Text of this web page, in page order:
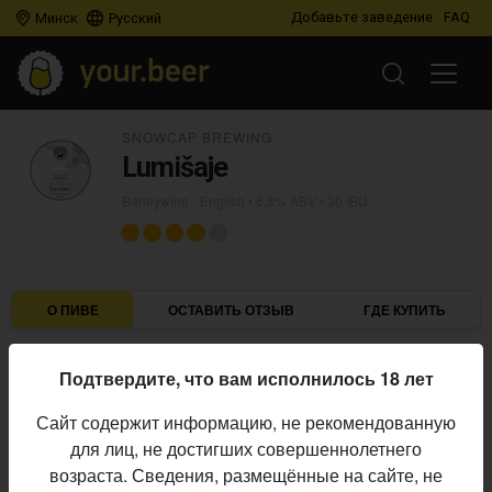
Минск Русский Добавьте заведение FAQ
Lumišaje
О ПИВЕ ОСТАВИТЬ ОТЗЫВ ГДЕ КУПИТЬ
Пивоварня:
Алкоголь:
6,8%
Горечь:
30 IBU
Начало
Подтвердите, что вам исполнилось 18 лет
Сайт содержит информацию, не рекомендованную
для лиц, не достигших совершеннолетнего
возраста. Сведения, размещённые на сайте, не